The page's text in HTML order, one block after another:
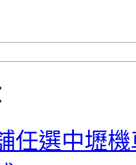
任選中壢